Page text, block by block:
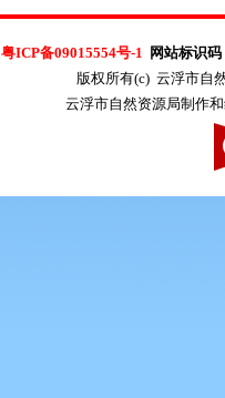
粤ICP备09015554号-1 网站标识
版权所有(c) 云浮市自
云浮市自然资源局制作